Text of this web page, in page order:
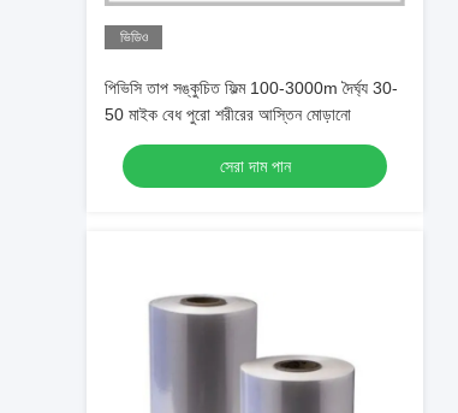
ভিডিও
পিভিসি তাপ সঙ্কুচিত ফিল্ম 100-3000m দৈর্ঘ্য 30-
50 মাইক বেধ পুরো শরীরের আস্তিন মোড়ানো
সেরা দাম পান